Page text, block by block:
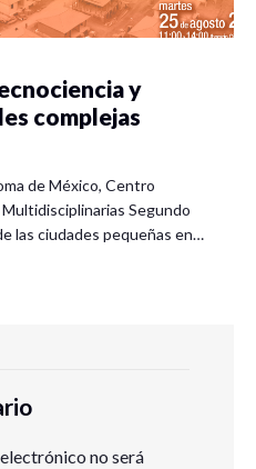
y
complejas
de México, Centro
Segundo
las ciudades pequeñas en…
no será